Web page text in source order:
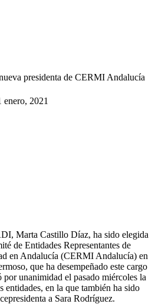
enero, 2021
Marta Castillo Díaz, ha sido elegida
de Entidades Representantes de
en Andalucía (CERMI Andalucía) en
que ha desempeñado este cargo
por unanimidad el pasado miércoles la
entidades, en la que también ha sido
a Sara Rodríguez.